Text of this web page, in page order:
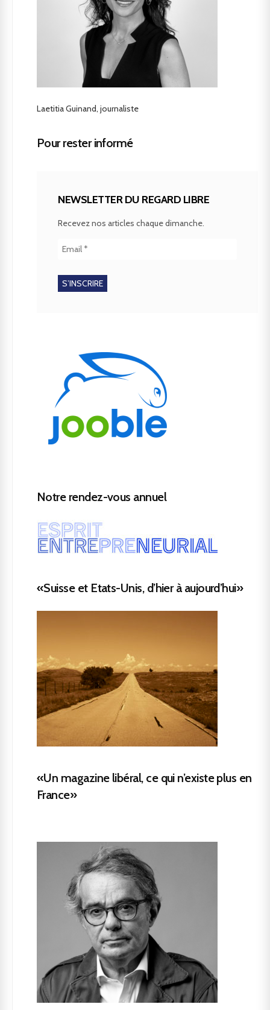
Laetitia Guinand, journaliste
Pour rester informé
NEWSLETTER DU REGARD LIBRE
Recevez nos articles chaque dimanche.
Notre rendez-vous annuel
«Suisse et Etats-Unis, d’hier à aujourd’hui»
«Un magazine libéral, ce qui n’existe plus en
France»